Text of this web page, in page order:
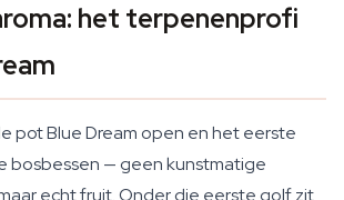
het terpenenprofi
pot Blue Dream open en het eerste
bosbessen — geen kunstmatige
echt fruit. Onder die eerste golf zit